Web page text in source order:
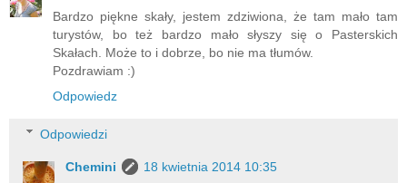
Bardzo piękne skały, jestem zdziwiona, że tam mało tam
turystów, bo też bardzo mało słyszy się o Pasterskich
Skałach. Może to i dobrze, bo nie ma tłumów.
Pozdrawiam :)
Odpowiedz
Odpowiedzi
Chemini
18 kwietnia 2014 10:35